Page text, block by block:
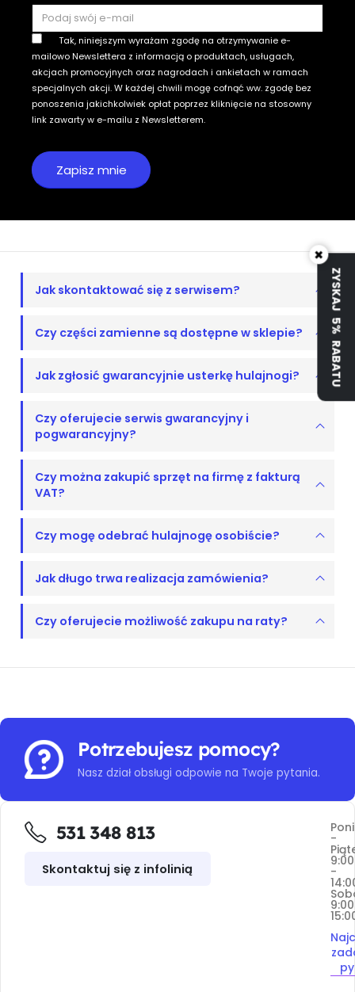
Tak, niniejszym wyrażam zgodę na otrzymywanie e-
mailowo Newslettera z informacją o produktach, usługach,
akcjach promocyjnych oraz nagrodach i ankietach w ramach
specjalnych akcji. W każdej chwili mogę cofnąć ww. zgodę bez
ponoszenia jakichkolwiek opłat poprzez kliknięcie na stosowny
link zawarty w e-mailu z Newsletterem.
Jak skontaktować się z serwisem?
Czy części zamienne są dostępne w sklepie?
Jak zgłosić gwarancyjnie usterkę hulajnogi?
Czy oferujecie serwis gwarancyjny i
pogwarancyjny?
Czy można zakupić sprzęt na firmę z fakturą
VAT?
Czy mogę odebrać hulajnogę osobiście?
Jak długo trwa realizacja zamówienia?
Czy oferujecie możliwość zakupu na raty?
Potrzebujesz pomocy?
Nasz dział obsługi odpowie na Twoje pytania.
531 348 813
Skontaktuj się z infolinią
-
9:00
-
×
ZYSKAJ 5% RABATU